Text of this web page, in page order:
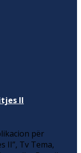
II
për
II”, Tv Tema,